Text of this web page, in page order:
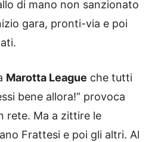
di mano non sanzionato
gara, pronti-via e poi
Marotta League che tutti
bene allora!” provoca
rete. Ma a zittire le
Frattesi e poi gli altri. Al